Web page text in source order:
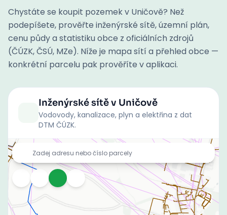
Chystáte se koupit pozemek v Uničově? Než
podepíšete, prověřte inženýrské sítě, územní plán,
cenu půdy a statistiku obce z oficiálních zdrojů
(ČÚZK, ČSÚ, MZe). Níže je mapa sítí a přehled obce —
konkrétní parcelu pak prověříte v aplikaci.
Inženýrské sítěv Uničově
Vodovody, kanalizace, plyn a elektřina z dat
DTM ČÚZK.